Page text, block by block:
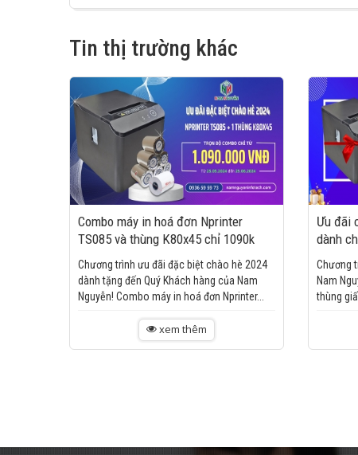
Tin thị trường khác
Combo máy in hoá đơn Nprinter
TS085 và thùng K80x45 chỉ 1090k
Chương trình ưu đãi đặc biệt chào hè 2024
dành tặng đến Quý Khách hàng của Nam
Nguyễn! Combo máy in hoá đơn Nprinter...
xem thêm
Ưu đãi
dành
Chương
Nam
thùng